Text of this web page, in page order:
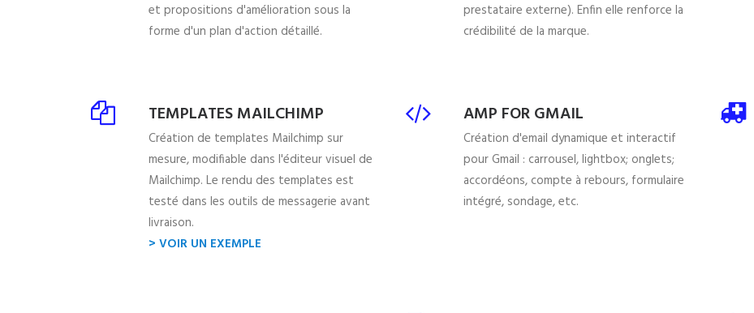
et propositions d'amélioration sous la
forme d'un plan d'action détaillé.
prestataire externe). Enfin elle renforce la
crédibilité de la marque.
TEMPLATES MAILCHIMP
Création de templates Mailchimp sur
mesure, modifiable dans l'éditeur visuel de
Mailchimp. Le rendu des templates est
testé dans les outils de messagerie avant
livraison.
> VOIR UN EXEMPLE
AMP FOR GMAIL
Création d'email dynamique et interactif
pour Gmail : carrousel, lightbox; onglets;
accordéons, compte à rebours, formulaire
intégré, sondage, etc.